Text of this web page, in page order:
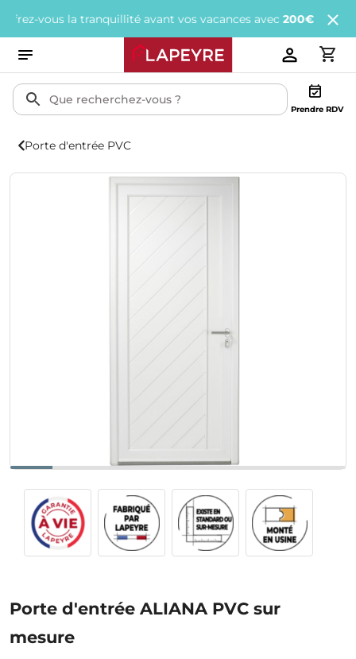
la tranquillité avant vos vacances avec200€ offerts tous
Prendre RDV
Porte d'entrée PVC
Porte d'entrée ALIANA PVC sur
mesure